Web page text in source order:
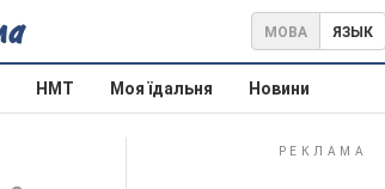
МОВА ЯЗЫК
НМТ Моя їдальня Новини